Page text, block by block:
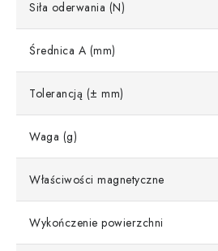
Siła oderwania (N)
Średnica A (mm)
Tolerancją (± mm)
Waga (g)
Właściwości magnetyczne
Wykończenie powierzchni